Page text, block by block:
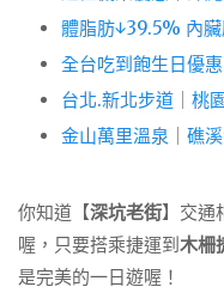
體脂肪↓39.5% 內
全台吃到飽生日優惠
台北.新北步道
桃
金山萬里溫泉
礁
你知道【深坑老街】交通
喔，只要搭乘捷運到木柵
是完美的一日遊喔！